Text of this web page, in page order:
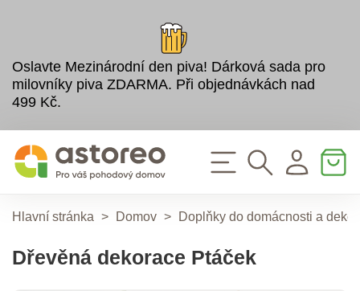
Oslavte Mezinárodní den piva! Dárková sada pro
milovníky piva ZDARMA. Při objednávkách nad
499 Kč.
Hlavní stránka > Domov > Doplňky do domácnosti a
Dřevěná dekorace Ptáček